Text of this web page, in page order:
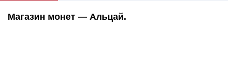
Магазин монет — Альцай.